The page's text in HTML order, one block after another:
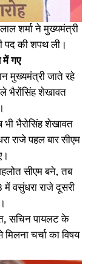
शर्मा ने मुख्यमंत्री
पद की शपथ ली।
में गए
मुख्यमंत्री जाते रहे
भैरोंसिंह शेखावत
भी भैरोसिंह शेखावत
राजे पहल बार सीएम
सीएम बने, तब
वसुंधरा राजे दूसरी
सचिन पायलट के
चर्चा का विषय